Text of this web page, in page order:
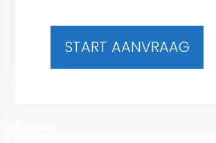
START AANVRAAG